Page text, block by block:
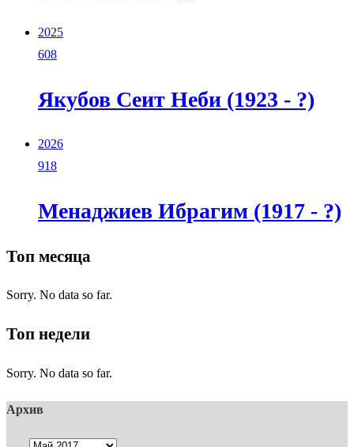
2025
608
Якубов Сеит Неби (1923 - ?)
2026
918
Менаджиев Ибрагим (1917 - ?)
Топ месяца
Sorry. No data so far.
Топ недели
Sorry. No data so far.
Архив